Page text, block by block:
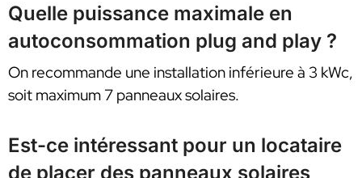
Quelle puissance maximale en
autoconsommation plug and play ?
On recommande une installation inférieure à 3 kWc,
soit maximum 7 panneaux solaires.
Est-ce intéressant pour un locataire
de placer des panneaux solaires